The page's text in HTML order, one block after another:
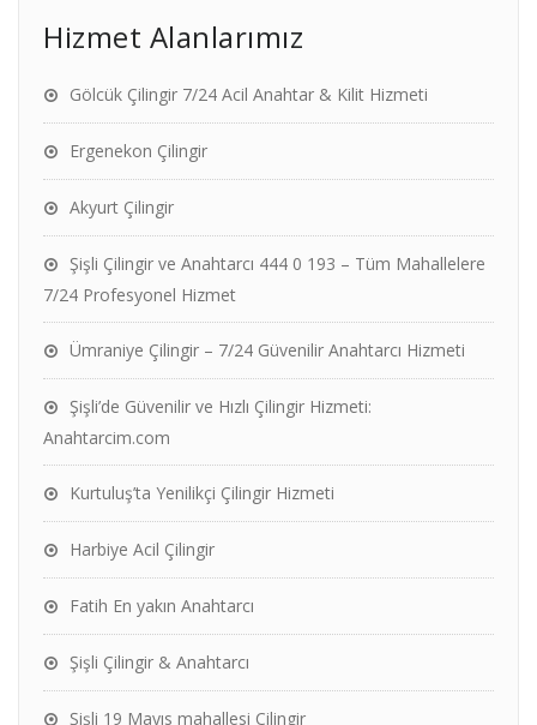
Hizmet Alanlarımız
Gölcük Çilingir 7/24 Acil Anahtar & Kilit Hizmeti
Ergenekon Çilingir
Akyurt Çilingir
Şişli Çilingir ve Anahtarcı 444 0 193 – Tüm Mahallelere
7/24 Profesyonel Hizmet
Ümraniye Çilingir – 7/24 Güvenilir Anahtarcı Hizmeti
Şişli’de Güvenilir ve Hızlı Çilingir Hizmeti:
Anahtarcim.com
Kurtuluş’ta Yenilikçi Çilingir Hizmeti
Harbiye Acil Çilingir
Fatih En yakın Anahtarcı
Şişli Çilingir & Anahtarcı
Şişli 19 Mayıs mahallesi Çilingir